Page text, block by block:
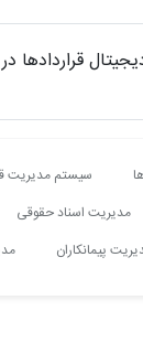
قراردادها
سیستم مدیریت
مدیریت اسناد حقوقی
پیمانکاران